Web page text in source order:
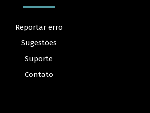
Reportar erro
Sugestões
Suporte
Contato